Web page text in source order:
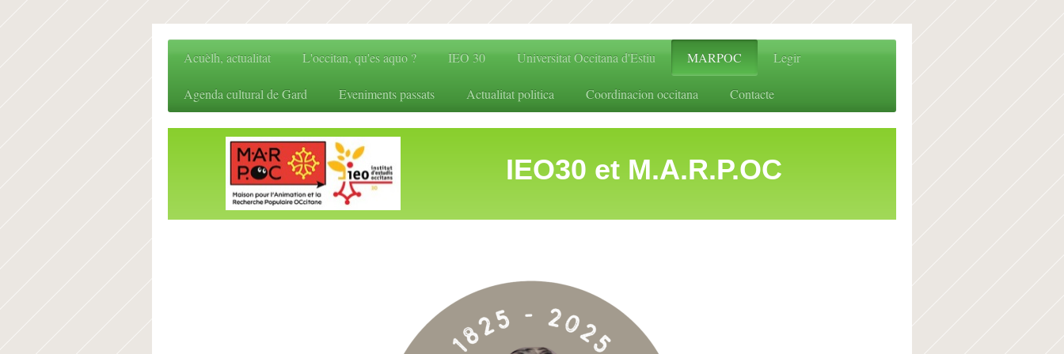
Acuèlh, actualitat L'occitan, qu'es aquo ? IEO 30 Universitat Occitana d'Estiu MARPOC Legir
Agenda cultural de Gard Eveniments passats Actualitat politica Coordinacion occitana Contacte
IEO30 et M.A.R.P.OC